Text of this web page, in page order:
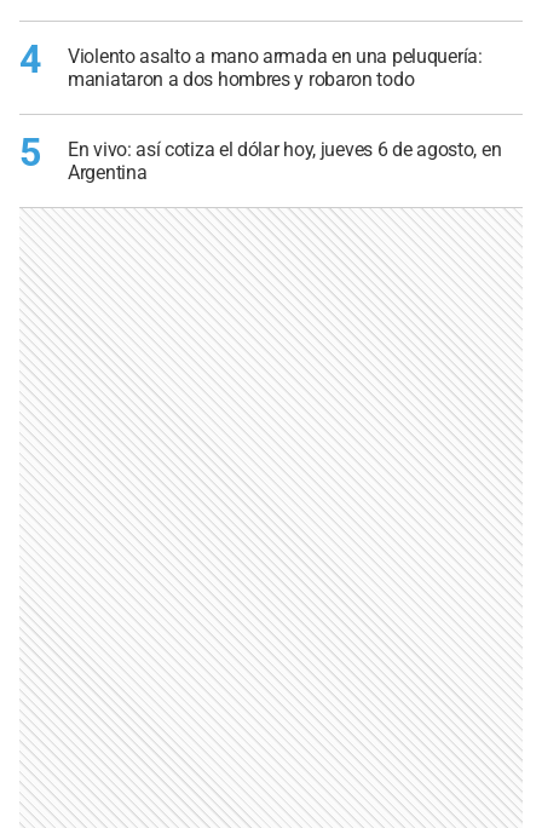
4
Violento asalto a mano armada en una peluquería:
maniataron a dos hombres y robaron todo
5
En vivo: así cotiza el dólar hoy, jueves 6 de agosto, en
Argentina